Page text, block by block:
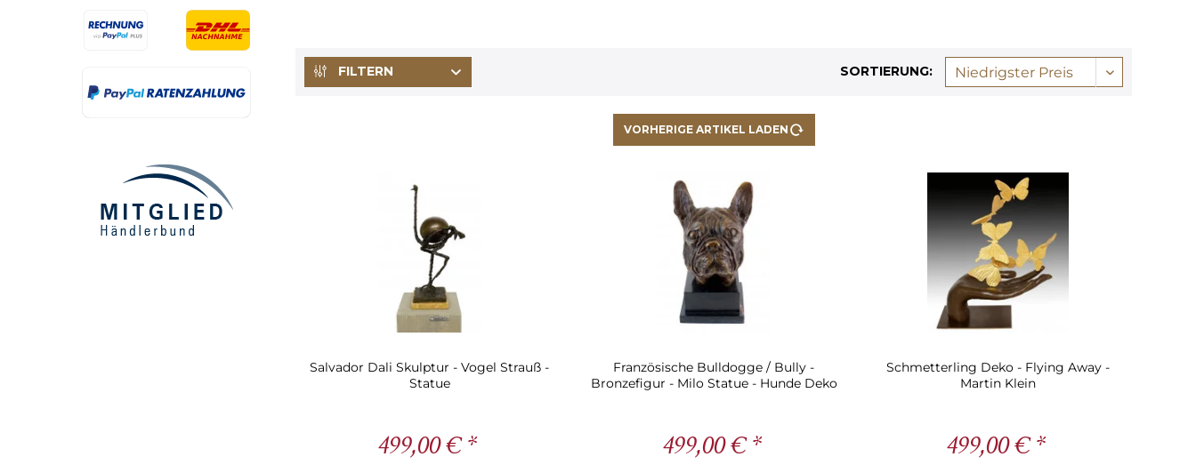
FILTERN SORTIERUNG:
VORHERIGE ARTIKEL LADEN
Salvador Dali Skulptur - Vogel Strauß -
Statue
499,00 € *
Französische Bulldogge / Bully -
Bronzefigur - Milo Statue - Hunde Deko
499,00 € *
Schmetterling Deko - Flying Away -
Martin Klein
499,00 € *